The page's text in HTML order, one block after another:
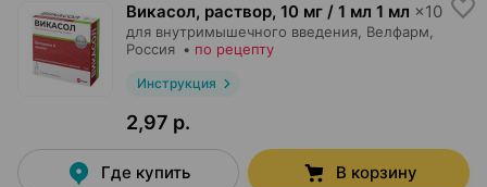
Викасол, раствор, 10 мг / 1 мл 1 мл ×10
для внутримышечного введения, Велфарм,
Россия • по рецепту
Инструкция
2,97 р.
Где купить В корзину